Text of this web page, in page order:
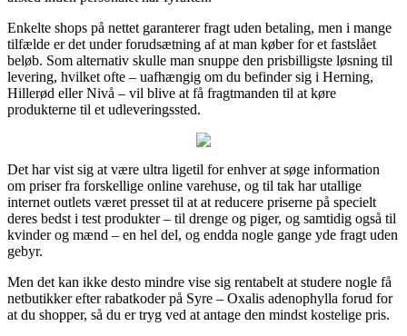
Enkelte shops på nettet garanterer fragt uden betaling, men i mange
tilfælde er det under forudsætning af at man køber for et fastslået
beløb. Som alternativ skulle man snuppe den prisbilligste løsning til
levering, hvilket ofte – uafhængig om du befinder sig i Herning,
Hillerød eller Nivå – vil blive at få fragtmanden til at køre
produkterne til et udleveringssted.
Det har vist sig at være ultra ligetil for enhver at søge information
om priser fra forskellige online varehuse, og til tak har utallige
internet outlets været presset til at at reducere priserne på specielt
deres bedst i test produkter – til drenge og piger, og samtidig også til
kvinder og mænd – en hel del, og endda nogle gange yde fragt uden
gebyr.
Men det kan ikke desto mindre vise sig rentabelt at studere nogle få
netbutikker efter rabatkoder på Syre – Oxalis adenophylla forud for
at du shopper, så du er tryg ved at antage den mindst kostelige pris.